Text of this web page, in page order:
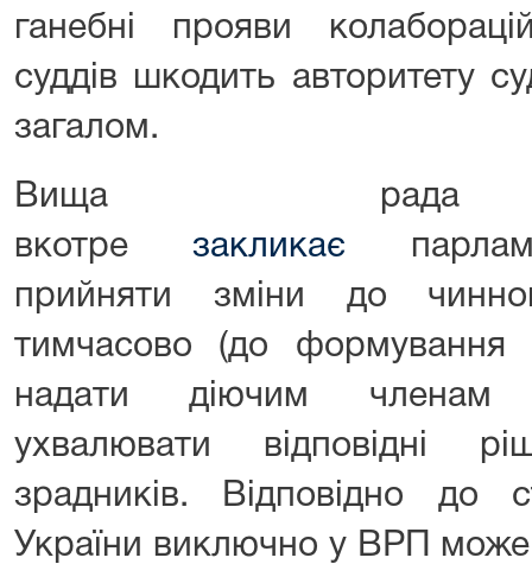
ганебні прояви
суддів шкодить авторитету
загалом.
Вища рада
вкотрезакликає
прийняти зміни до
тимчасово (до формування
надати діючим членам
ухвалювати відповідні
зрадників. Відповідно до
України виключно у ВРП може